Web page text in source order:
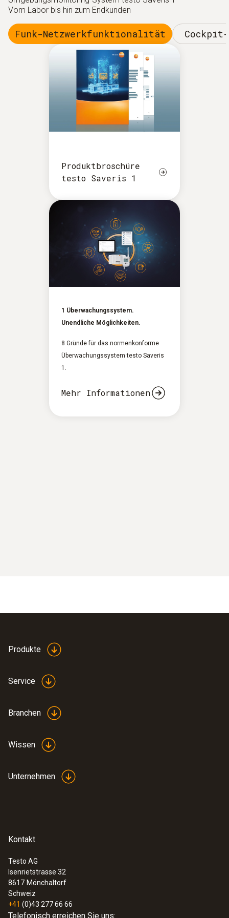
Vom Labor bis hin zum Endkunden
Funk-Netzwerkfunktionalität
Produktbroschüre
testo Saveris 1
1 Überwachungssystem.
Unendliche Möglichkeiten.
8 Gründe für das normenkonforme
Überwachungssystem testo Saveris
1.
Mehr Informationen
Produkte
Service
Branchen
Wissen
Unternehmen
Kontakt
Testo AG
Isenrietstrasse 32
8617 Mönchaltorf
Schweiz
+41 (0)43 277 66 66
Telefonisch erreichen Sie uns: